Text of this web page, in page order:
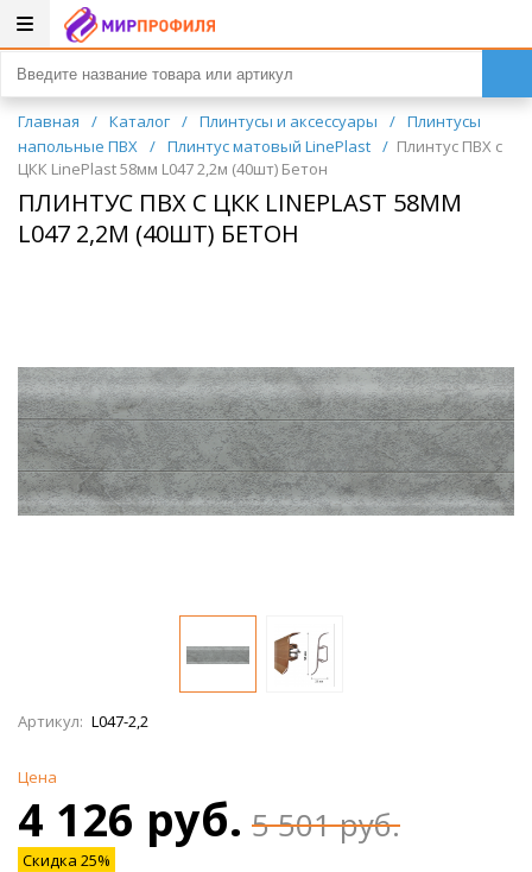
Главная / Каталог / Плинтусы и аксессуары / Плинтусы
напольные ПВХ / Плинтус матовый LinePlast / Плинтус ПВХ с
ЦКК LinePlast 58мм L047 2,2м (40шт) Бетон
ПЛИНТУС ПВХ С ЦКК LINEPLAST 58ММ
L047 2,2М (40ШТ) БЕТОН
Артикул: L047-2,2
Цена
4 126 руб. 5 501 руб.
Скидка 25%